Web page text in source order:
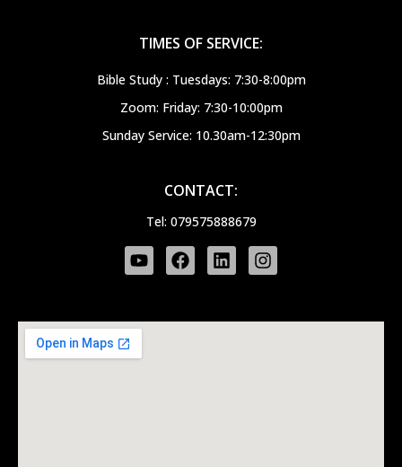
TIMES OF SERVICE:
Bible Study : Tuesdays: 7:30-8:00pm
Zoom: Friday: 7:30-10:00pm
Sunday Service: 10.30am-12:30pm
CONTACT:
Tel: 079575888679